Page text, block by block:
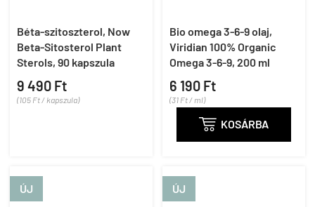
Béta-szitoszterol, Now
Beta-Sitosterol Plant
Sterols, 90 kapszula
9 490 Ft
(105 Ft / kapszula)
Bio omega 3-6-9 olaj,
Viridian 100% Organic
Omega 3-6-9, 200 ml
6 190 Ft
(31 Ft / ml)
 KOSÁRBA
ÚJ ÚJ